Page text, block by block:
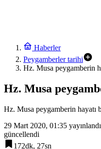
Haberler
Peygamberler tarihi
Hz. Musa peygamberin
Hz. Musa
Hz. Musa peygamberin hayatı
29 Mart 2020, 01:35 yayınlandı
güncellendi
172dk, 27sn